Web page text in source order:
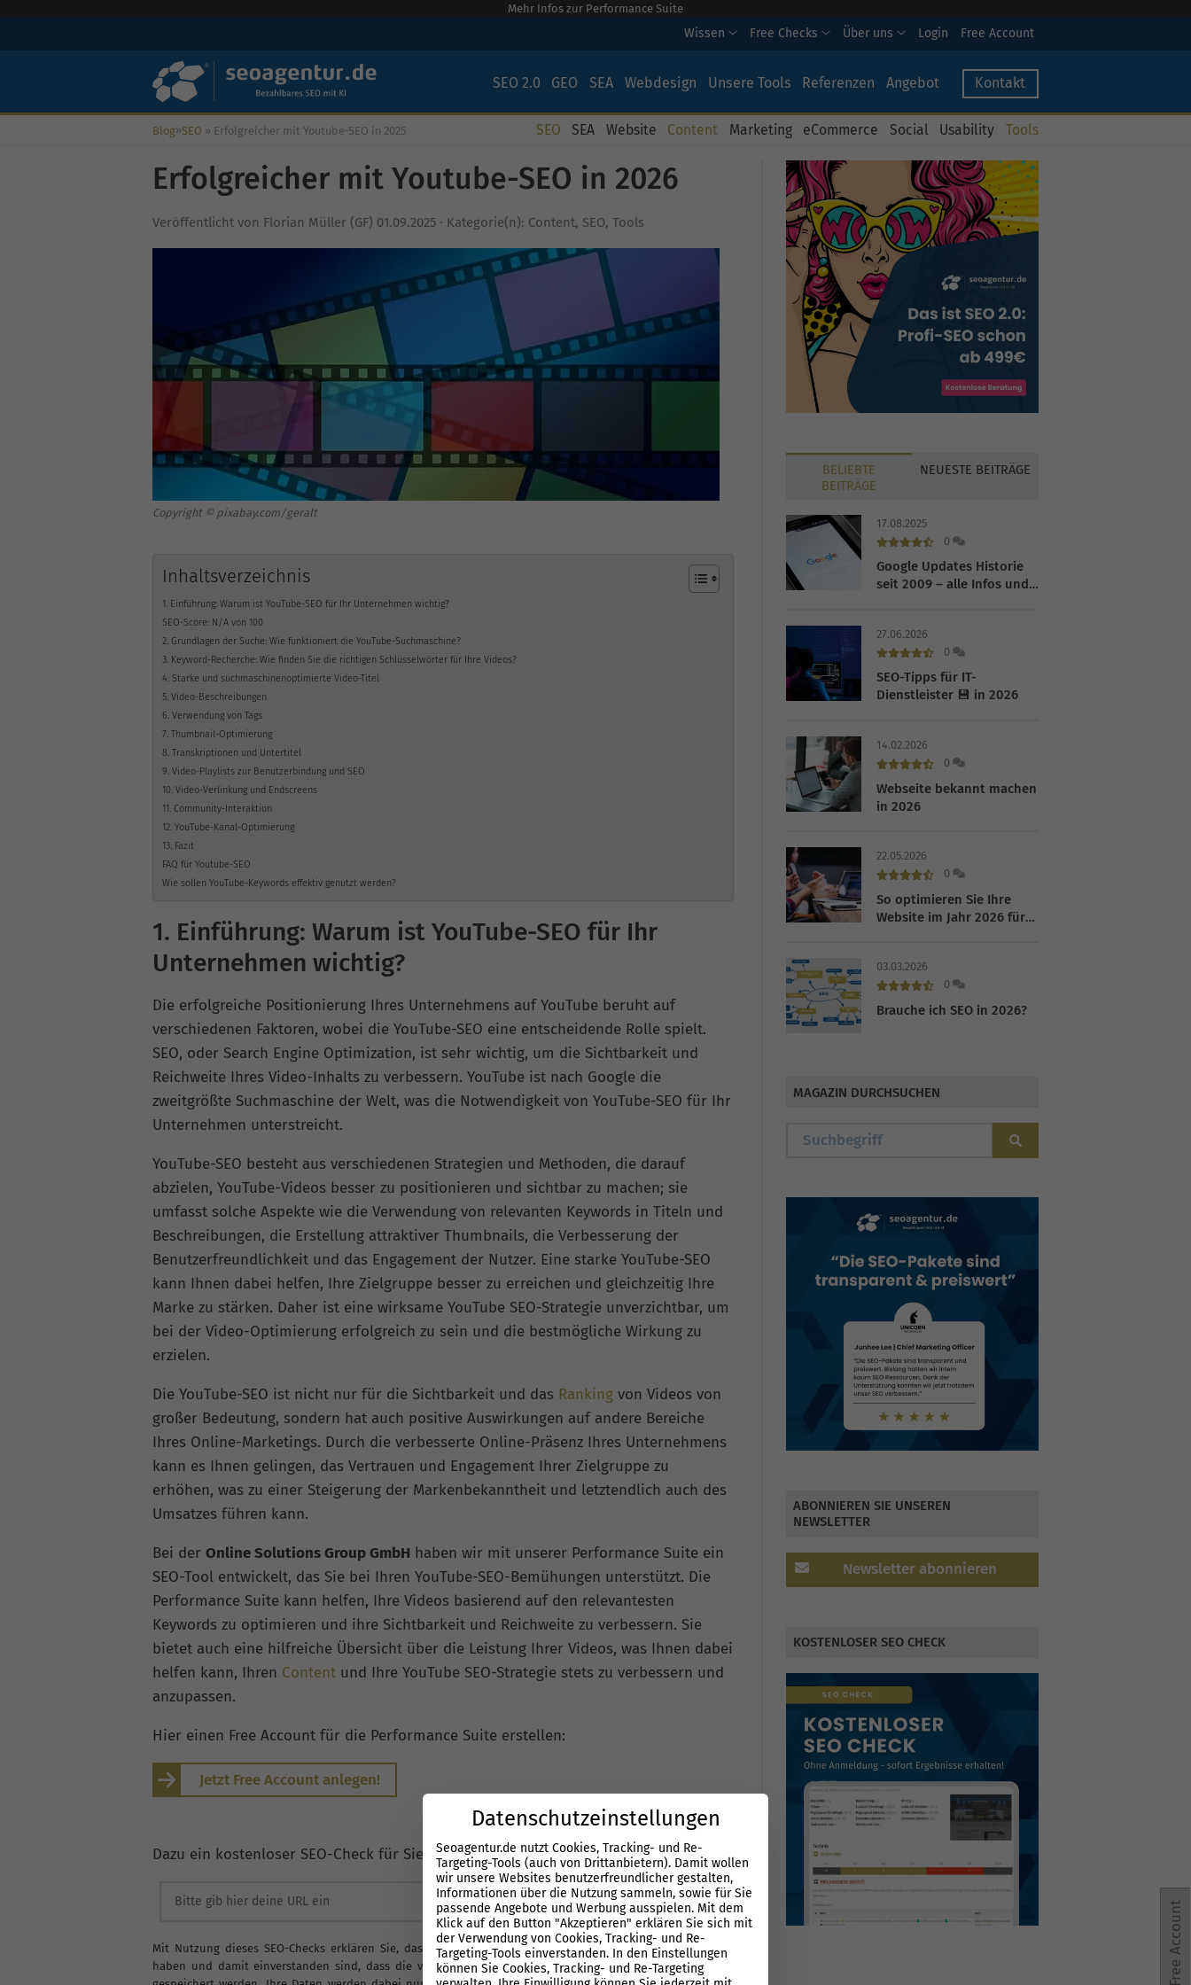
Mehr Infos zur Performance Suite
Wissen Free Checks Über uns Login Free Account
SEO 2.0 GEO SEA Webdesign Unsere Tools Referenzen Angebot Kontakt
Blog»SEO » Erfolgreicher mit Youtube-SEO in 2025 SEO SEA Website Content Marketing eCommerce Social Usability Tools
Erfolgreicher mit Youtube-SEO in 2026
Veröffentlicht von Florian Müller (GF) 01.09.2025 · Kategorie(n): Content, SEO, Tools
Copyright © pixabay.com/geralt
Inhaltsverzeichnis
1. Einführung: Warum ist YouTube-SEO für Ihr Unternehmen wichtig?
SEO-Score: N/A von 100
2. Grundlagen der Suche: Wie funktioniert die YouTube-Suchmaschine?
3. Keyword-Recherche: Wie finden Sie die richtigen Schlüsselwörter für Ihre Videos?
4. Starke und suchmaschinenoptimierte Video-Titel
5. Video-Beschreibungen
6. Verwendung von Tags
7. Thumbnail-Optimierung
8. Transkriptionen und Untertitel
9. Video-Playlists zur Benutzerbindung und SEO
10. Video-Verlinkung und Endscreens
11. Community-Interaktion
12. YouTube-Kanal-Optimierung
13. Fazit
FAQ für Youtube-SEO
Wie sollen YouTube-Keywords effektiv genutzt werden?
1. Einführung: Warum ist YouTube-SEO für Ihr
Unternehmen wichtig?
Die erfolgreiche Positionierung Ihres Unternehmens auf YouTube beruht auf
verschiedenen Faktoren, wobei die YouTube-SEO eine entscheidende Rolle spielt.
SEO, oder Search Engine Optimization, ist sehr wichtig, um die Sichtbarkeit und
Reichweite Ihres Video-Inhalts zu verbessern. YouTube ist nach Google die
zweitgrößte Suchmaschine der Welt, was die Notwendigkeit von YouTube-SEO für Ihr
Unternehmen unterstreicht.
YouTube-SEO besteht aus verschiedenen Strategien und Methoden, die darauf
abzielen, YouTube-Videos besser zu positionieren und sichtbar zu machen; sie
umfasst solche Aspekte wie die Verwendung von relevanten Keywords in Titeln und
Beschreibungen, die Erstellung attraktiver Thumbnails, die Verbesserung der
Benutzerfreundlichkeit und das Engagement der Nutzer. Eine starke YouTube-SEO
kann Ihnen dabei helfen, Ihre Zielgruppe besser zu erreichen und gleichzeitig Ihre
Marke zu stärken. Daher ist eine wirksame YouTube SEO-Strategie unverzichtbar, um
bei der Video-Optimierung erfolgreich zu sein und die bestmögliche Wirkung zu
erzielen.
Die YouTube-SEO ist nicht nur für die Sichtbarkeit und das Ranking von Videos von
großer Bedeutung, sondern hat auch positive Auswirkungen auf andere Bereiche
Ihres Online-Marketings. Durch die verbesserte Online-Präsenz Ihres Unternehmens
kann es Ihnen gelingen, das Vertrauen und Engagement Ihrer Zielgruppe zu
erhöhen, was zu einer Steigerung der Markenbekanntheit und letztendlich auch des
Umsatzes führen kann.
Bei der Online Solutions Group GmbH haben wir mit unserer Performance Suite ein
SEO-Tool entwickelt, das Sie bei Ihren YouTube-SEO-Bemühungen unterstützt. Die
Performance Suite kann helfen, Ihre Videos basierend auf den relevantesten
Keywords zu optimieren und ihre Sichtbarkeit und Reichweite zu verbessern. Sie
bietet auch eine hilfreiche Übersicht über die Leistung Ihrer Videos, was Ihnen dabei
helfen kann, Ihren Content und Ihre YouTube SEO-Strategie stets zu verbessern und
anzupassen.
Hier einen Free Account für die Performance Suite erstellen:
Jetzt Free Account anlegen!
Dazu ein kostenloser SEO-Check für Sie:
Analyse starten
Mit Nutzung dieses SEO-Checks erklären Sie, dass Sie dieDatenschutzerklärungzur Kenntnis genommen
haben und damit einverstanden sind, dass die von Ihnen angegebenen Daten elektronisch erhoben und
BELIEBTE
BEITRÄGE
NEUESTE BEITRÄGE
17.08.2025
0
Google Updates Historie
seit 2009 – alle Infos und
27.06.2026
0
SEO-Tipps für IT-
Dienstleister 💾 in 2026
14.02.2026
0
Webseite bekannt machen
in 2026
22.05.2026
0
So optimieren Sie Ihre
Website im Jahr 2026 für
03.03.2026
0
Brauche ich SEO in 2026?
MAGAZIN DURCHSUCHEN
ABONNIEREN SIE UNSEREN
NEWSLETTER
Newsletter abonnieren
KOSTENLOSER SEO CHECK
Free Account
Datenschutzeinstellungen
Seoagentur.de nutzt Cookies, Tracking- und Re-
Targeting-Tools (auch von Drittanbietern). Damit wollen
wir unsere Websites benutzerfreundlicher gestalten,
Informationen über die Nutzung sammeln, sowie für Sie
passende Angebote und Werbung ausspielen. Mit dem
Klick auf den Button "Akzeptieren" erklären Sie sich mit
der Verwendung von Cookies, Tracking- und Re-
Targeting-Tools einverstanden. In den Einstellungen
können Sie Cookies, Tracking- und Re-Targeting